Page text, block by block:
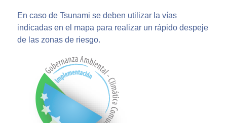
En caso de Tsunami se deben utilizar la vías
indicadas en el mapa para realizar un rápido despeje
de las zonas de riesgo.